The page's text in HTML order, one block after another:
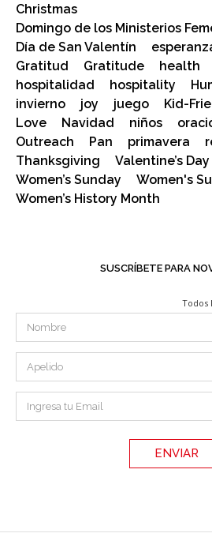
Christmas
Domingo de los Ministerios
Día de San Valentín
Gratitud
Gratitude health
hospitalidad
hospitality
invierno
joy juego Kid-
Love
Navidad niños
Outreach
Pan primavera
Thanksgiving
Valentine’s Day
Women’s Sunday
Women's
Women’s History Month
SUSCRÍBETE PARA
Todos